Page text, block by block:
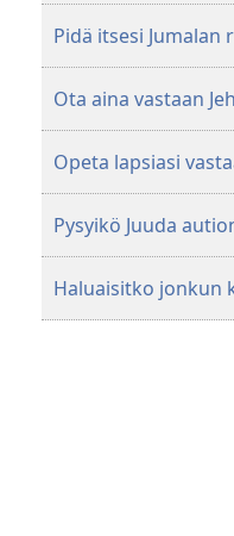
Pidä itsesi Jumalan
Ota aina vastaan
Opeta lapsiasi
Pysyikö Juuda
Haluaisitko jonkun